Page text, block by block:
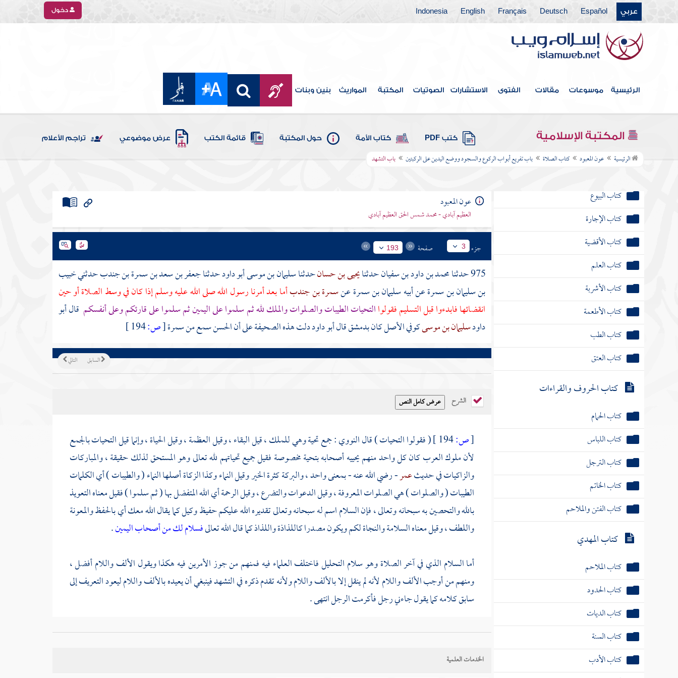
عربي Español
Deutsch
Français
English
Indonesia دخول
الرئيسية موسوعات مقالات الفتوى الاستشارات الصوتيات المكتبة المواريث بنين وبنات
المكتبة الإسلامية كتب PDF كتاب الأمة حول المكتبة قائمة الكتب عرض موضوعي تراجم الأعلام
الرئيسية عون المعبود كتاب الصلاة باب تفريع أبواب الركوع والسجود ووضع اليدين على الركبتين باب التشهد
كتاب الجهاد
كتاب الضحايا
كتاب الصيد
كتاب الخراج والإمارة والفيء
كتاب البيوع
كتاب الإجارة
كتاب الأقضية
كتاب العلم
كتاب الأشربة
كتاب الأطعمة
كتاب الطب
كتاب العتق
كتاب الحروف والقراءات
كتاب الحمام
كتاب اللباس
كتاب الترجل
كتاب الخاتم
كتاب الفتن والملاحم
كتاب المهدي
كتاب الملاحم
كتاب الحدود
كتاب الديات
كتاب السنة
كتاب الأدب
عون المعبود
العظيم آبادي - محمد شمس الحق العظيم آبادي
جزء 3 صفحة 193
975 حدثنا محمد بن داود بن سفيانحدثنايحيى بن حسانحدثناسليمان بن موسى أبو داودحدثناجعفر بن سعد بن سمرة بن جندبحدثنيخبيب
بن سليمان بن سمرةعن أبيهسليمان بن سمرةعنسمرة بن جندبأما بعد أمرنا رسول الله صلى الله عليه وسلم إذا كان في وسط الصلاة أو حين
انقضائها فابدءوا قبل التسليم فقولواالتحيات الطيبات والصلوات والملك لله ثم سلموا على اليمين ثم سلموا على قارئكم وعلى أنفسكم قال أبو
داودسليمان بن موسىكوفي الأصل كانبدمشققال أبو داود دلت هذه الصحيفة على أنالحسنسمع منسمرة[ص:
التالي السابق
الشرح
[ص: ( فقولوا التحيات ) قالالنووي: جمع تحية وهي للملك ، قيل البقاء ، وقيل العظمة ، وقيل الحياة ، وإنما قيل التحيات بالجمع
لأن ملوك العرب كان كل واحد منهم يحييه أصحابه بتحية مخصوصة فقيل جميع تحياتهم لله تعالى وهو المستحق لذلك حقيقة ، والمباركات
والزاكيات في حديثعمر- رضي الله عنه - بمعنى واحد ، والبركة كثرة الخير وقيل النماء وكذا الزكاة أصلها النماء ( والطيبات ) أي الكلمات
الطيبات ( والصلوات ) هي الصلوات المعروفة ، وقيل الدعوات والتضرع ، وقيل الرحمة أي الله المتفضل بها ( ثم سلموا ) فقيل معناه التعويذ
بالله والتحصين به سبحانه وتعالى ، فإن السلام اسم له سبحانه وتعالى تقديره الله عليكم حفيظ وكيل كما يقال الله معك أي بالحفظ والمعونة
واللطف ، وقيل معناه السلامة والنجاة لكم ويكون مصدرا كاللذاذة واللذاذ كما قال الله تعالىفسلام لك من أصحاب اليمين.
أما السلام الذي في آخر الصلاة وهو سلام التحليل فاختلف العلماء فيه فمنهم من جوز الأمرين فيه هكذا ويقول الألف واللام أفضل ،
ومنهم من أوجب الألف واللام لأنه لم ينقل إلا بالألف واللام ولأنه تقدم ذكره في التشهد فينبغي أن يعيده بالألف واللام ليعود التعريف إلى
سابق كلامه كما يقول جاءني رجل فأكرمت الرجل انتهى .
( قالأبو داودودلت هذه الصحيفة على أنالحسنسمع منسمرة) وفي سننأبي داودفي باب اتخاذ المساجد في الدور عنسمرة بن جندبأنه
كتب إلى بنيه أما بعد فإن رسول الله - صلى الله عليه وسلم - الحديث فثبت أنه كان عند أبناء
الخدمات العلمية